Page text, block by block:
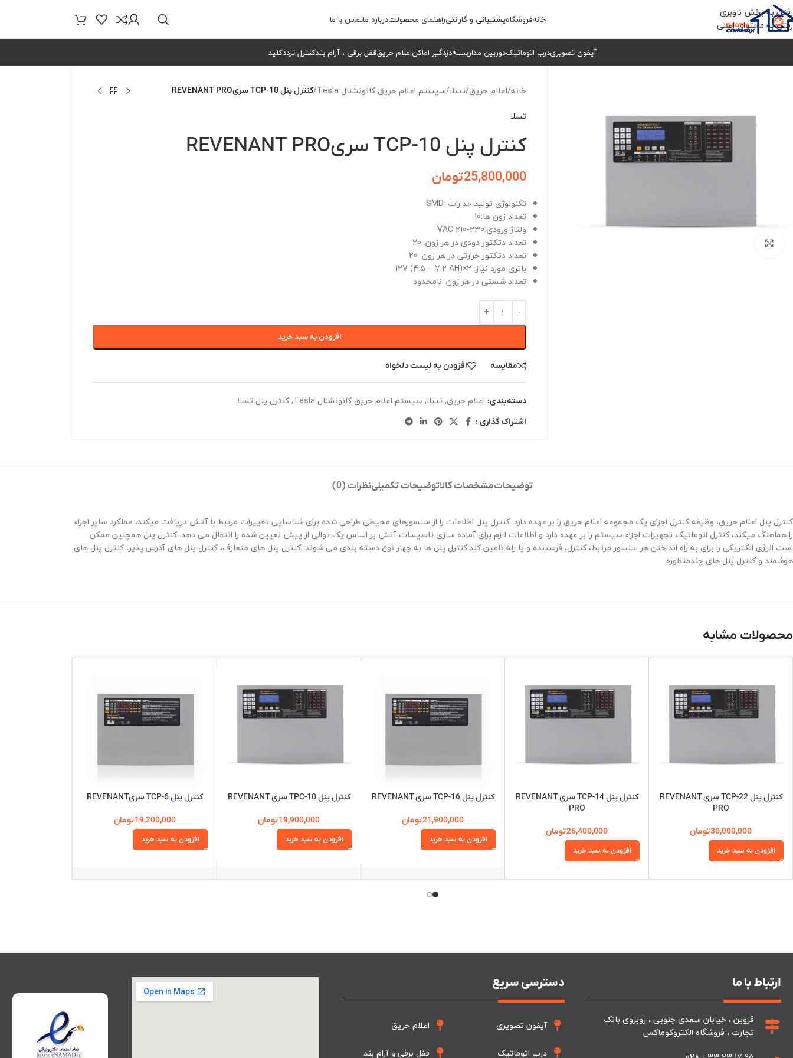
رفتن به بخش ناوبری
رفتن به محتوای اصلی
خانهفروشگاهپشتیبانی و گارانتیراهنمای محصولاتدرباره ماتماس با ما
آیفون تصویریدرب اتوماتیکدوربین مداربستهدزدگیر اماکناعلام حریققفل برقی ، آرام بندکنترل ترددکلید
خانه/اعلام حریق/تسلا/سیستم اعلام حریق کانونشنال Tesla /کنترل پنل TCP-10 سریREVENANT PRO
تسلا
کنترل پنل TCP-10 سریREVENANT PRO
25,800,000تومان
تکنولوژی تولید مدارات :SMD
تعداد زون ها:10
ولتاژ ورودی:230-210 VAC
تعداد دتکتور دودی در هر زون: 20
تعداد دتکتور حرارتی در هر زون: 20
باتری مورد نیاز: 2×12V (4.5 – 7.2 AH)
تعداد شستی در هر زون: نامحدود
افزودن به سبد خرید
مقایسه افزودن به لیست دلخواه
دسته‌بندی: اعلام حریق, تسلا, سیستم اعلام حریق کانونشنال Tesla ,کنترل پنل تسلا
اشتراک گذاری :
توضیحاتمشخصات کالاتوضیحات تکمیلینظرات (0)
کنترل پنل اعلام حریق، وظیفه کنترل اجزای یک مجموعه اعلام حریق را بر عهده دارد. کنترل پنل اطلاعات را از سنسورهای محیطی طراحی شده برای شناسایی تغییرات مرتبط با آتش دریافت میکند، عملکرد سایر اجزاء
را هماهنگ میکند، کنترل اتوماتیک تجهیزات اجزاء سیستم را بر عهده دارد و اطلاعات لازم برای آماده سازی تاسیسات آتش بر اساس یک توالی از پیش تعیین شده را انتقال می دهد. کنترل پنل همچنین ممکن
است انرژی الکتریکی را برای به راه انداختن هر سنسور مرتبط، کنترل، فرستنده و یا رله تامین کند.کنترل پنل ها به چهار نوع دسته بندی می شوند: کنترل پنل های متعارف، کنترل پنل های آدرس پذیر، کنترل پنل های
هوشمند و کنترل پنل های چندمنظوره
محصولات مشابه
کنترل پنل TCP-22 سری REVENANT
PRO
30,000,000تومان
افزودن به سبد خرید
کنترل پنل TCP-14 سری REVENANT
PRO
26,400,000تومان
افزودن به سبد خرید
کنترل پنل TCP-16 سری REVENANT
21,900,000تومان
افزودن به سبد خرید
کنترل پنل TPC-10 سری REVENANT
19,900,000تومان
افزودن به سبد خرید
کنترل پنل TCP-6 سریREVENANT
19,200,000تومان
افزودن به سبد خرید
ارتباط با ما
قزوین ، خیابان سعدی جنوبی ، روبروی بانک
تجارت ، فروشگاه الکتروکوماکس
دسترسی سریع
آیفون تصویری
درب اتوماتیک
اعلام حریق
قفل برقی و آرام بند